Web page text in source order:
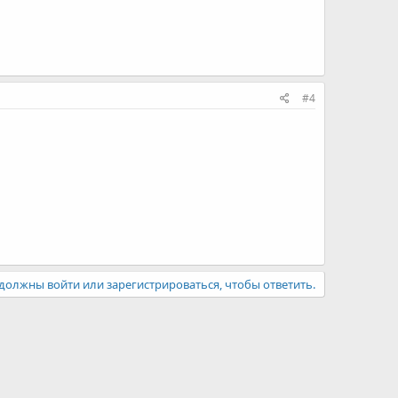
#4
войти или зарегистрироваться, чтобы ответить.